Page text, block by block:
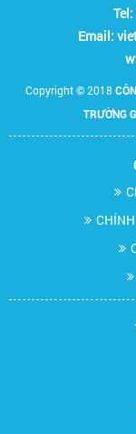
Tel:
Email:
Copyright © 2018
TRƯỜNG